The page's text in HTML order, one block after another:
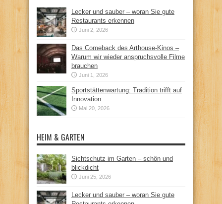
Lecker und sauber – woran Sie gute
Restaurants erkennen
Juni 2, 2026
Das Comeback des Arthouse-Kinos –
Warum wir wieder anspruchsvolle Filme
brauchen
Juni 1, 2026
Sportstättenwartung: Tradition trifft auf
Innovation
Mai 20, 2026
HEIM & GARTEN
Sichtschutz im Garten – schön und
blickdicht
Juni 25, 2026
Lecker und sauber – woran Sie gute